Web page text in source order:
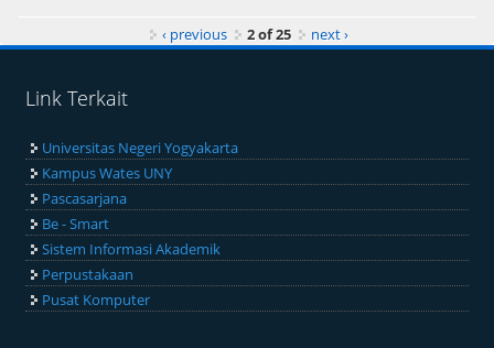
‹ previous 2 of 25 next ›
Link Terkait
Universitas Negeri Yogyakarta
Kampus Wates UNY
Pascasarjana
Be - Smart
Sistem Informasi Akademik
Perpustakaan
Pusat Komputer